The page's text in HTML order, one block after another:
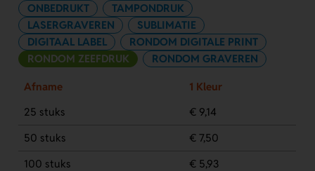
ONBEDRUKT
TAMPONDRUK
LASERGRAVEREN
SUBLIMATIE
DIGITAAL LABEL
RONDOM DIGITALE PRINT
RONDOM ZEEFDRUK
RONDOM GRAVEREN
Afname
1 Kleur
25 stuks
€ 9,14
50 stuks
€ 7,50
100 stuks
€ 5,93